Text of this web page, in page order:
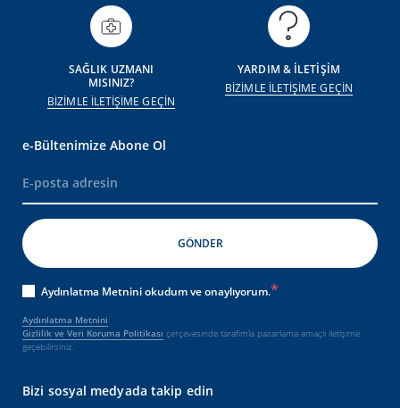
SAĞLIK UZMANI
MISINIZ?
BİZİMLE İLETİŞİME GEÇİN
YARDIM & İLETİŞİM
BİZİMLE İLETİŞİME GEÇİN
e-Bültenimize Abone Ol
Aydınlatma Metnini okudum ve onaylıyorum.
Aydınlatma Metnini
Gizlilik ve Veri Koruma Politikası çerçevesinde tarafımla pazarlama amaçlı iletişime
geçebilirsiniz.
Bizi sosyal medyada takip edin